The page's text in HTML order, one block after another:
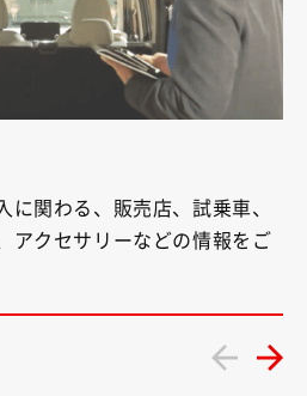
に関わる、販売店、試乗車、
アクセサリーなどの情報をご